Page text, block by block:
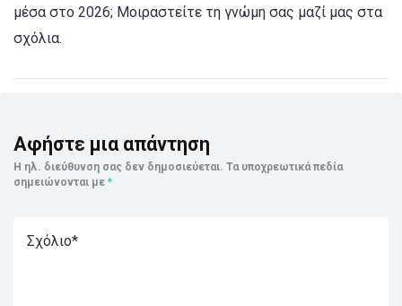
μέσα στο 2026; Μοιραστείτε τη γνώμη σας μαζί μας στα
σχόλια.
Αφήστε μια απάντηση
Η ηλ. διεύθυνση σας δεν δημοσιεύεται. Τα υποχρεωτικά πεδία
σημειώνονται με *